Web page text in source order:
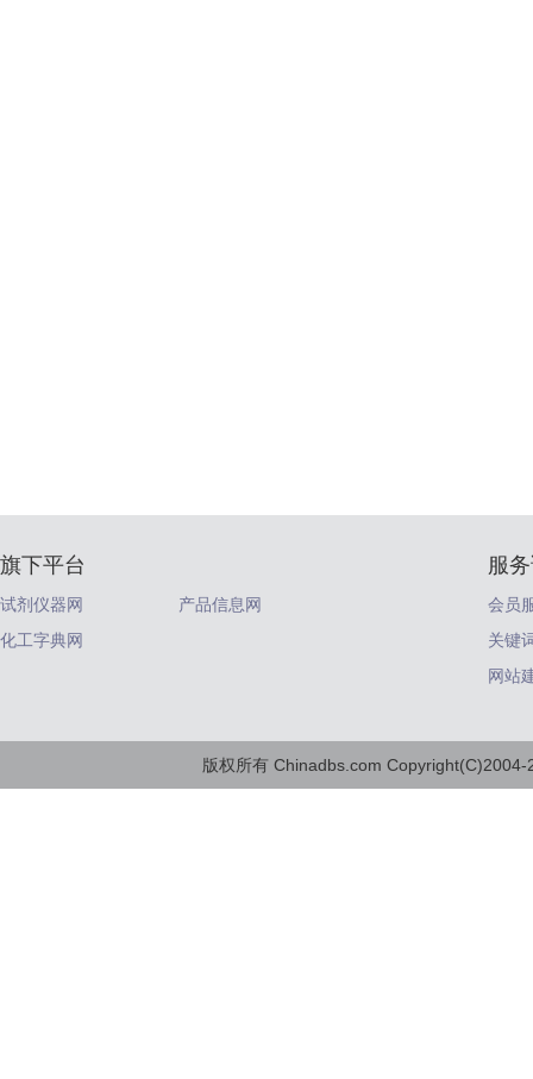
旗下平台
试剂仪器网
产品信息网
化工字典网
服
会员
关键
网站
版权所有 Chinadbs.com